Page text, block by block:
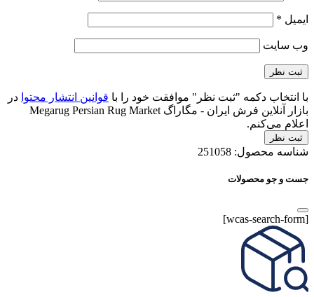
ایمیل *
وب‌ سایت
با انتخاب دکمه "ثبت نظر" موافقت خود را با قوانین انتشار محتوا در
بازار آنلاین فرش ایران - مگاراگ Megarug Persian Rug Market
اعلام می‌کنم.
ثبت نظر
شناسه محصول: 251058
جست و جو محصولات
[wcas-search-form]